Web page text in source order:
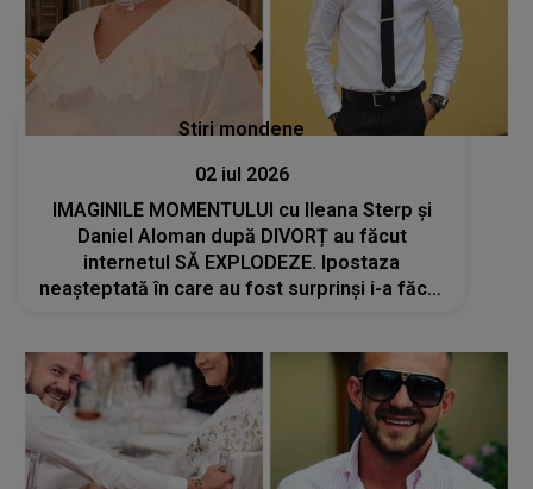
Stiri mondene
02 iul 2026
IMAGINILE MOMENTULUI cu Ileana Sterp și
Daniel Aloman după DIVORȚ au făcut
internetul SĂ EXPLODEZE. Ipostaza
neașteptată în care au fost surprinși i-a făcut